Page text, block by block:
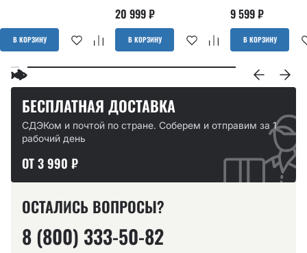
В КОРЗИНУ
20 999₽
В КОРЗИНУ
9 599₽
В КОРЗИНУ
БЕСПЛАТНАЯ ДОСТАВКА
СДЭКом и почтой по стране. Соберем и отправим за 1
рабочий день
ОТ 3 990 ₽
ОСТАЛИСЬ ВОПРОСЫ?
8 (800) 333-50-82